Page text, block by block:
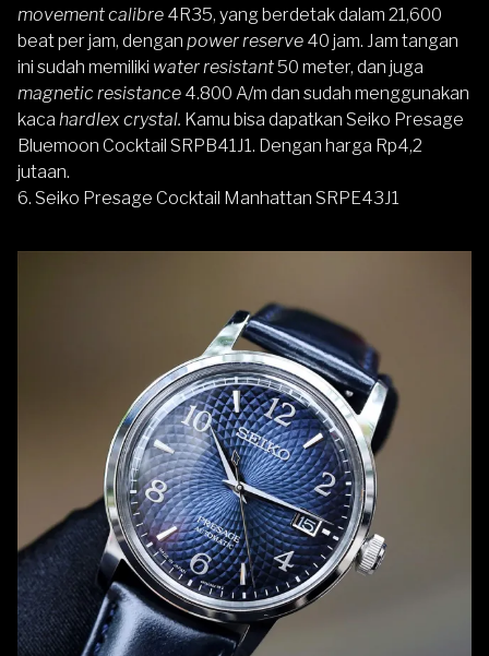
movement calibre 4R35, yang berdetak dalam 21,600
beat per jam, dengan power reserve 40 jam. Jam tangan
ini sudah memiliki water resistant50 meter, dan juga
magnetic resistance 4.800 A/m dan sudah menggunakan
kaca hardlex crystal. Kamu bisa dapatkan Seiko Presage
Bluemoon Cocktail SRPB41J1. Dengan harga Rp4,2
jutaan.
6. Seiko Presage Cocktail Manhattan SRPE43J1